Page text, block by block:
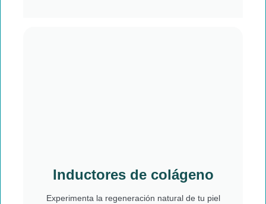
Inductores de colágeno
Experimenta la regeneración natural de tu piel